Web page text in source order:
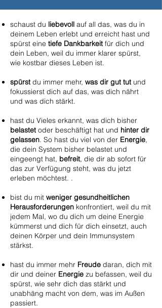
schaust du liebevoll auf all das, was du in
deinem Leben erlebt und erreicht hast und
spürst eine tiefe Dankbarkeitfür dich und
dein Leben, weil du immer klarer spürst,
wie kostbar dieses Leben ist.
spürstdu immer mehr, was dir gut tutund
fokussierst dich auf das, was dich nährt
und was dich stärkt.
hast du Vieles erkannt, was dich bisher
belastetoder beschäftigt hat und hinter dir
gelassen. So hast du viel von der Energie,
die dein System bisher belastet und
eingeengt hat, befreit, die dir ab sofort für
das zur Verfügung steht, was du jetzt
erleben möchtest. .
bist du mit weniger gesundheitlichen
Herausforderungen konfrontiert, weil du mit
jedem Mal, wo du dich um deine Energie
kümmerst und dich für dich einsetzt, auch
deinen Körper und dein Immunsystem
stärkst.
hast du immer mehr Freude daran, dich mit
dir und deiner Energie zu befassen, weil du
spürst, wie sehr dich das stärkt und
unabhäng macht von dem, was im Außen
passiert.